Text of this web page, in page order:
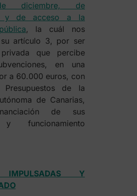
diciembre, de
y de acceso a la
, la cuál nos
artículo 3, por ser
que percibe
en una
a 60.000 euros, con
de la
de Canarias,
de sus
y funcionamiento
IMPULSADAS Y